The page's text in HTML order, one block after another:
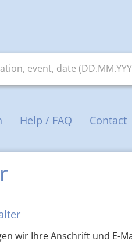
Help / FAQ Contact
wir Ihre Anschrift und E-